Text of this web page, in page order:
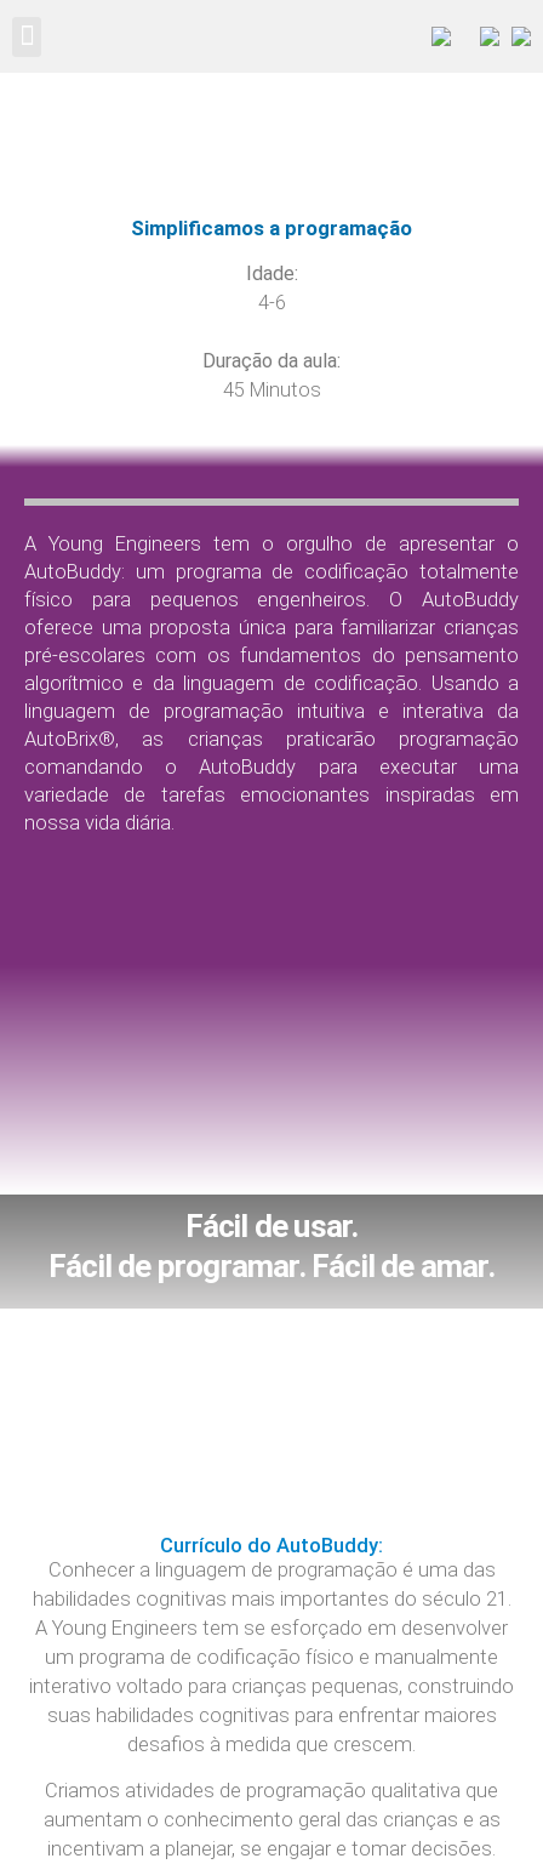
Simplificamos a programação
Idade:
4-6
Duração da aula:
45 Minutos
A Young Engineers tem o orgulho de apresentar o
AutoBuddy: um programa de codificação totalmente
físico para pequenos engenheiros. O AutoBuddy
oferece uma proposta única para familiarizar crianças
pré-escolares com os fundamentos do pensamento
algorítmico e da linguagem de codificação. Usando a
linguagem de programação intuitiva e interativa da
AutoBrix®, as crianças praticarão programação
comandando o AutoBuddy para executar uma
variedade de tarefas emocionantes inspiradas em
nossa vida diária.
Fácil de usar.
Fácil de programar. Fácil de amar.
Currículo do AutoBuddy:
Conhecer a linguagem de programação é uma das
habilidades cognitivas mais importantes do século 21.
A Young Engineers tem se esforçado em desenvolver
um programa de codificação físico e manualmente
interativo voltado para crianças pequenas, construindo
suas habilidades cognitivas para enfrentar maiores
desafios à medida que crescem.
Criamos atividades de programação qualitativa que
aumentam o conhecimento geral das crianças e as
incentivam a planejar, se engajar e tomar decisões.